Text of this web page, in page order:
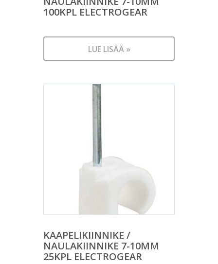
100KPL ELECTROGEAR
LUE LISÄÄ »
KAAPELIKIINNIKE /
NAULAKIINNIKE 7-10MM
25KPL ELECTROGEAR